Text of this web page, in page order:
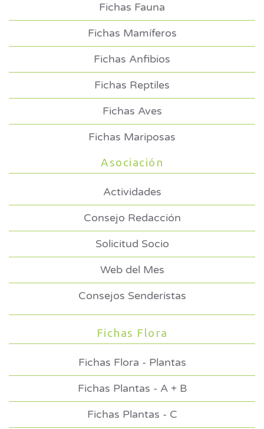
Fichas Fauna
Fichas Mamíferos
Fichas Anfibios
Fichas Reptiles
Fichas Aves
Fichas Mariposas
Asociación
Actividades
Consejo Redacción
Solicitud Socio
Web del Mes
Consejos Senderistas
Fichas Flora
Fichas Flora - Plantas
Fichas Plantas - A + B
Fichas Plantas - C